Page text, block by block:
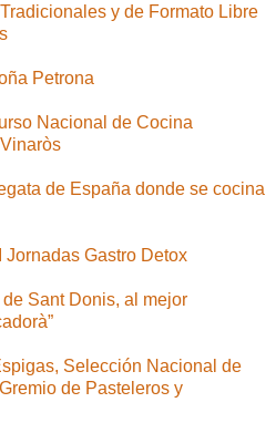
y de Formato Libre
Petrona
Nacional de Cocina
de España donde se cocina
Gastro Detox
Sant Donis, al mejor
Selección Nacional de
de Pasteleros y